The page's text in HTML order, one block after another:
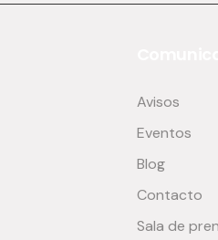
Avisos
Eventos
Blog
Contacto
Sala de